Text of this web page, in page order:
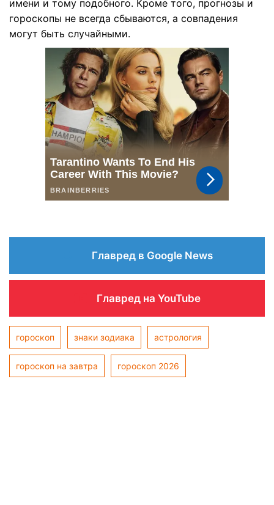
имени и тому подобного. Кроме того, прогнозы и
гороскопы не всегда сбываются, а совпадения
могут быть случайными.
Главред в Google News
Главред на YouTube
гороскоп знаки зодиака астрология
гороскоп на завтра гороскоп 2026